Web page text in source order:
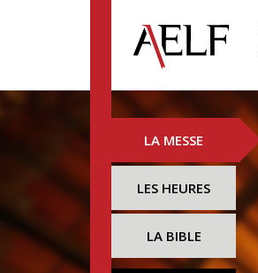
LA MESSE
LES HEURES
LA BIBLE